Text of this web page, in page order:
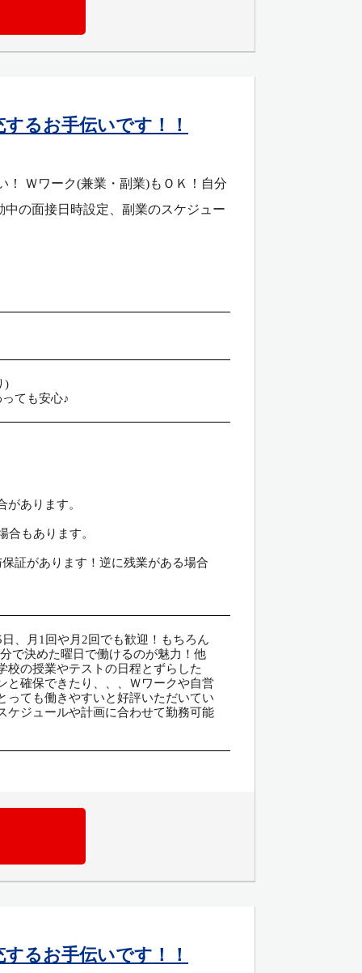
るお手伝いです！！
！ Ｗワーク(兼業・副業)もＯＫ！自分
の面接日時設定、副業のスケジュー
)
ても安心♪
あります。
もあります。
証があります！逆に残業がある場合
、月1回や月2回でも歓迎！もちろん
で決めた曜日で働けるのが魅力！他
校の授業やテストの日程とずらした
と確保できたり、、、Ｗワークや自営
っても働きやすいと好評いただいてい
ジュールや計画に合わせて勤務可能
るお手伝いです！！